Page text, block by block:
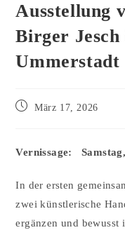
Ausstellung
Birger
Ummerstadt
März 17, 2026
Vernissage:
In der ersten
zwei künstlerische
ergänzen und bewusst